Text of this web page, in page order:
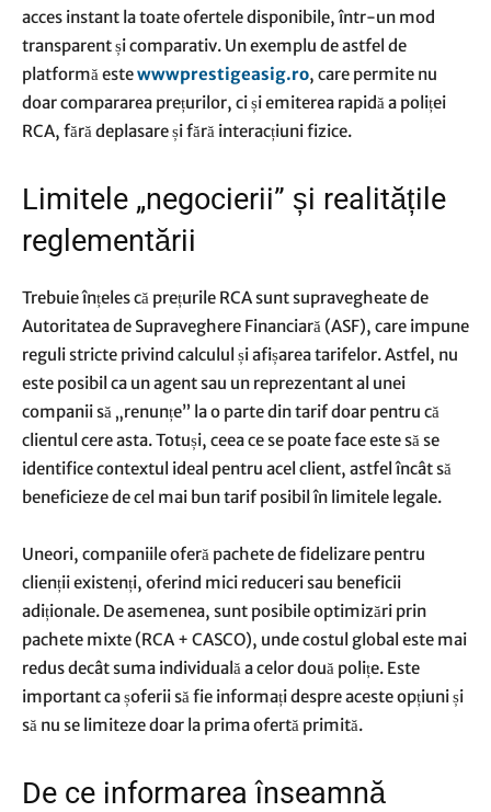
acces instant la toate ofertele disponibile, într-un mod
transparent și comparativ. Un exemplu de astfel de
platformă estewwwprestigeasig.ro, care permite nu
doar compararea prețurilor, ci și emiterea rapidă a poliței
RCA, fără deplasare și fără interacțiuni fizice.
Limitele „negocierii” și realitățile
reglementării
Trebuie înțeles că prețurile RCA sunt supravegheate de
Autoritatea de Supraveghere Financiară (ASF), care impune
reguli stricte privind calculul și afișarea tarifelor. Astfel, nu
este posibil ca un agent sau un reprezentant al unei
companii să „renunțe” la o parte din tarif doar pentru că
clientul cere asta. Totuși, ceea ce se poate face este să se
identifice contextul ideal pentru acel client, astfel încât să
beneficieze de cel mai bun tarif posibil în limitele legale.
Uneori, companiile oferă pachete de fidelizare pentru
clienții existenți, oferind mici reduceri sau beneficii
adiționale. De asemenea, sunt posibile optimizări prin
pachete mixte (RCA + CASCO), unde costul global este mai
redus decât suma individuală a celor două polițe. Este
important ca șoferii să fie informați despre aceste opțiuni și
să nu se limiteze doar la prima ofertă primită.
De ce informarea înseamnă